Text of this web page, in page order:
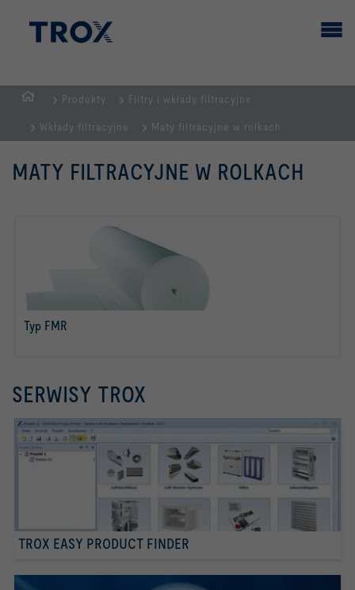
GŁÓWNA
Produkty Filtry i wkłady filtracyjne
Wkłady filtracyjne Maty filtracyjne w rolkach
MATY FILTRACYJNE W ROLKACH
Typ FMR
SERWISY TROX
TROX EASY PRODUCT FINDER